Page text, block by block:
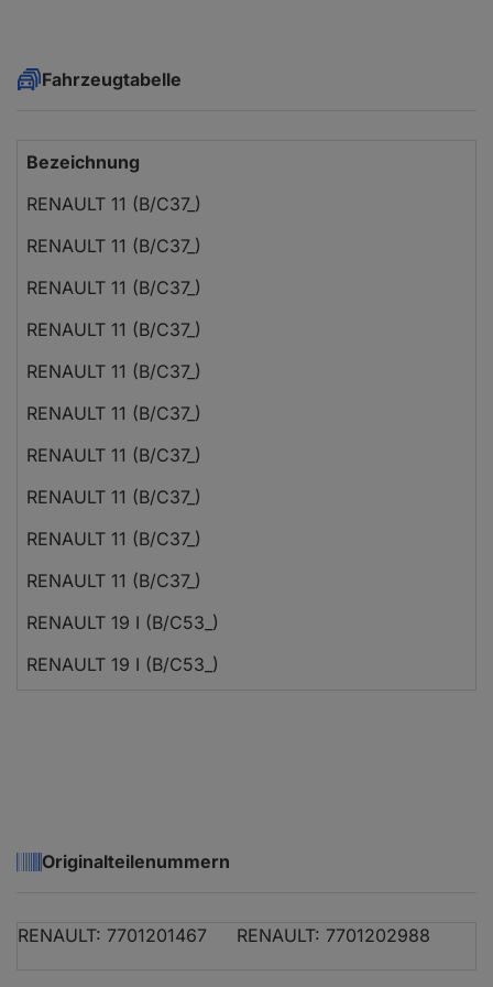
Fahrzeugtabelle
Bezeichnung
RENAULT 11 (B/C37_)
RENAULT 11 (B/C37_)
RENAULT 11 (B/C37_)
RENAULT 11 (B/C37_)
RENAULT 11 (B/C37_)
RENAULT 11 (B/C37_)
RENAULT 11 (B/C37_)
RENAULT 11 (B/C37_)
RENAULT 11 (B/C37_)
RENAULT 11 (B/C37_)
RENAULT 19 I (B/C53_)
RENAULT 19 I (B/C53_)
RENAULT 19 I Chamade (L53_)
Originalteilenummern
RENAULT: 7701201467 RENAULT: 7701202988